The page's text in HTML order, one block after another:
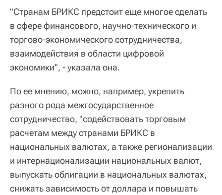
"Странам БРИКС предстоит еще многое сделать
в сфере финансового, научно-технического и
торгово-экономического сотрудничества,
взаимодействия в области цифровой
экономики", - указала она.
По ее мнению, можно, например, укрепить
разного рода межгосударственное
сотрудничество, "содействовать торговым
расчетам между странами БРИКС в
национальных валютах, а также регионализации
и интернационализации национальных валют,
выпускать облигации в национальных валютах,
снижать зависимость от доллара и повышать